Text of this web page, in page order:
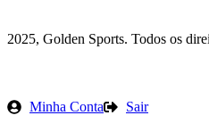
2025, Golden Sports. Todos os
Minha Conta Sair